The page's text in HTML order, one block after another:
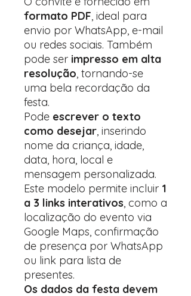
formato PDF, ideal para
envio por WhatsApp, e-mail
ou redes sociais. Também
pode ser impresso em alta
resolução, tornando-se
uma bela recordação da
festa.
Pode escrever o texto
como desejar, inserindo
nome da criança, idade,
data, hora, local e
mensagem personalizada.
Este modelo permite incluir 1
a 3 links interativos, como a
localização do evento via
Google Maps, confirmação
de presença por WhatsApp
ou link para lista de
presentes.
Os dados da festa devem